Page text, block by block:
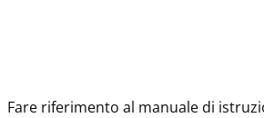
Fare riferimento al manuale di